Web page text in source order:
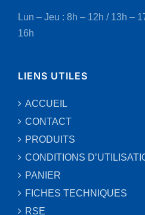
Lun – Jeu : 8h – 12h / 13h –
16h
LIENS UTILES
ACCUEIL
CONTACT
PRODUITS
CONDITIONS
PANIER
FICHES TECHNIQUES
RSE